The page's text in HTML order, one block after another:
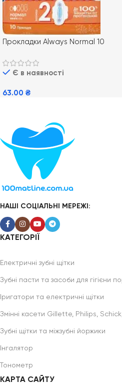
Прокладки Always Normal 10
Є в наявності
63.00 ₴
НАШІ СОЦІАЛЬНІ МЕРЕЖІ:
КАТЕГОРІЇ
Електричні зубні щітки
Зубні пасти та засоби для гігієни
Іригатори та електричні щітки
Змінні касети Gillette, Philips,
Зубні щітки та міжзубні йоржики
Інгалятор
Тонометр
КАРТА САЙТУ